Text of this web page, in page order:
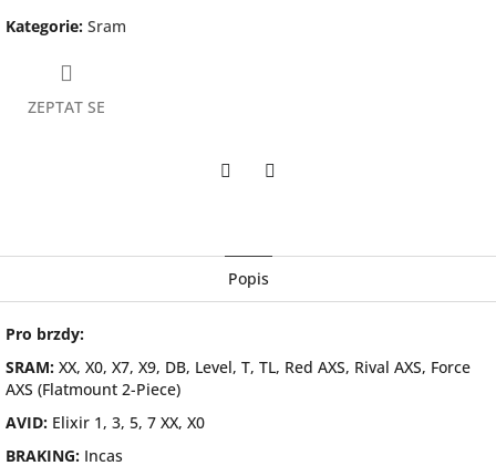
Kategorie: Sram
ZEPTAT SE
Popis
Pro brzdy:
SRAM: XX, X0, X7, X9, DB, Level, T, TL, Red AXS, Rival AXS, Force
AXS (Flatmount 2-Piece)
AVID: Elixir 1, 3, 5, 7 XX, X0
BRAKING: Incas